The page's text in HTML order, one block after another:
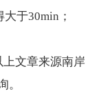
于30min；
上文章来源南岸
。